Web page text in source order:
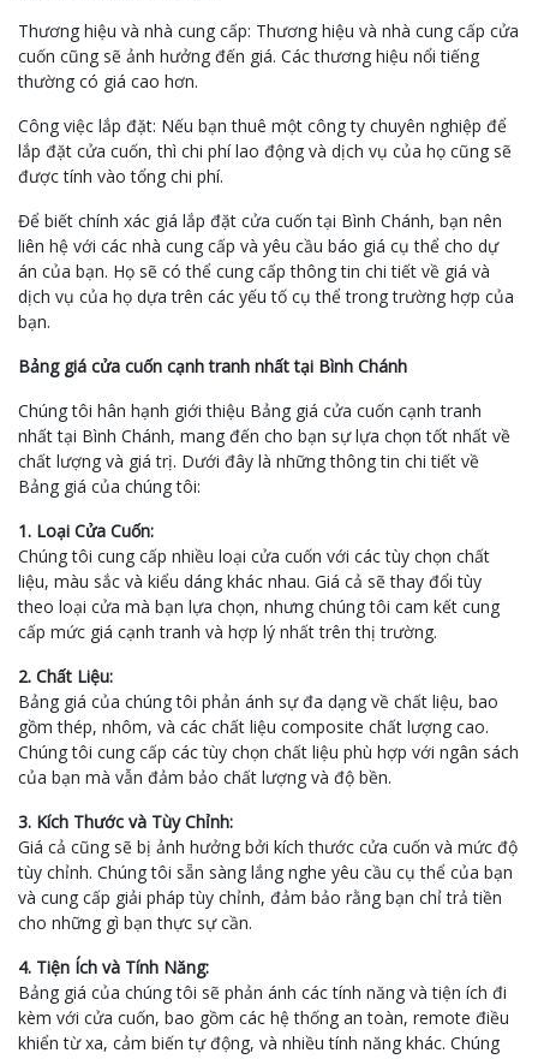
Thương hiệu và nhà cung cấp: Thương hiệu và nhà cung cấp cửa
cuốn cũng sẽ ảnh hưởng đến giá. Các thương hiệu nổi tiếng
thường có giá cao hơn.
Công việc lắp đặt: Nếu bạn thuê một công ty chuyên nghiệp để
lắp đặt cửa cuốn, thì chi phí lao động và dịch vụ của họ cũng sẽ
được tính vào tổng chi phí.
Để biết chính xác giá lắp đặt cửa cuốn tại Bình Chánh, bạn nên
liên hệ với các nhà cung cấp và yêu cầu báo giá cụ thể cho dự
án của bạn. Họ sẽ có thể cung cấp thông tin chi tiết về giá và
dịch vụ của họ dựa trên các yếu tố cụ thể trong trường hợp của
bạn.
Bảng giá cửa cuốn cạnh tranh nhất tại Bình Chánh
Chúng tôi hân hạnh giới thiệu Bảng giá cửa cuốn cạnh tranh
nhất tại Bình Chánh, mang đến cho bạn sự lựa chọn tốt nhất về
chất lượng và giá trị. Dưới đây là những thông tin chi tiết về
Bảng giá của chúng tôi:
1. Loại Cửa Cuốn:
Chúng tôi cung cấp nhiều loại cửa cuốn với các tùy chọn chất
liệu, màu sắc và kiểu dáng khác nhau. Giá cả sẽ thay đổi tùy
theo loại cửa mà bạn lựa chọn, nhưng chúng tôi cam kết cung
cấp mức giá cạnh tranh và hợp lý nhất trên thị trường.
2. Chất Liệu:
Bảng giá của chúng tôi phản ánh sự đa dạng về chất liệu, bao
gồm thép, nhôm, và các chất liệu composite chất lượng cao.
Chúng tôi cung cấp các tùy chọn chất liệu phù hợp với ngân sách
của bạn mà vẫn đảm bảo chất lượng và độ bền.
3. Kích Thước và Tùy Chỉnh:
Giá cả cũng sẽ bị ảnh hưởng bởi kích thước cửa cuốn và mức độ
tùy chỉnh. Chúng tôi sẵn sàng lắng nghe yêu cầu cụ thể của bạn
và cung cấp giải pháp tùy chỉnh, đảm bảo rằng bạn chỉ trả tiền
cho những gì bạn thực sự cần.
4. Tiện Ích và Tính Năng:
Bảng giá của chúng tôi sẽ phản ánh các tính năng và tiện ích đi
kèm với cửa cuốn, bao gồm các hệ thống an toàn, remote điều
khiển từ xa, cảm biến tự động, và nhiều tính năng khác. Chúng